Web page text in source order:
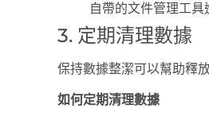
自帶的文件管理工
3. 定期清理數據
保持數據整潔可以幫助釋
如何定期清理數據